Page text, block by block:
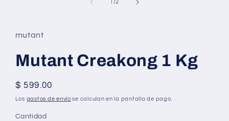
ventana
modal
1 /de
2
mutant
Mutant Creakong 1 Kg
Precio
habitual
$ 599.00
Los gastos de envío se calculan en la pantalla de pago.
Cantidad